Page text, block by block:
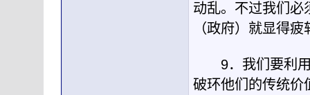
动乱。不过我们必
（政府）就显得
9．我们要利用
破环他们的传统价